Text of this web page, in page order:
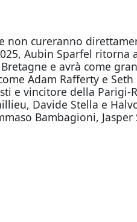
cureranno
Aubin Sparfel
e avrà come
Adam Rafferty e
e vincitore della
Davide Stella e
Bambagioni,